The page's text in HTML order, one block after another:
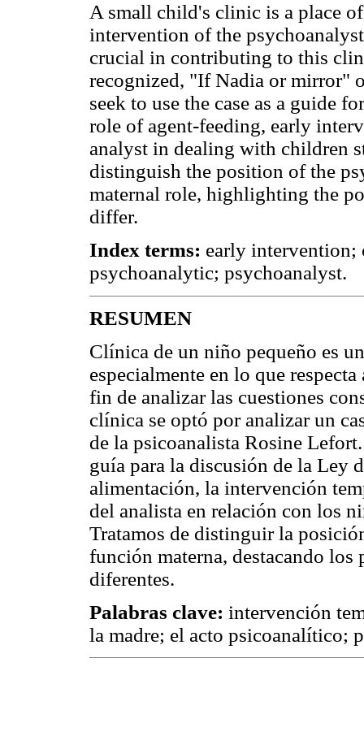
A small child's clinic is a place
intervention of the
crucial in contributing to this
recognized, "If Nadia or mirror"
seek to use the case as a guide
role of agent-feeding, early
analyst in dealing with children
distinguish the position of the
maternal role, highlighting the
differ.
Index terms: early intervention;
psychoanalytic; psychoanalyst.
RESUMEN
Clínica de un niño pequeño es
especialmente en lo que
fin de analizar las cuestiones
clínica se optó por analizar un
de la psicoanalista Rosine
guía para la discusión de la Ley
alimentación, la intervención
del analista en relación con los
Tratamos de distinguir la
función materna, destacando
diferentes.
Palabras clave: intervención
la madre; el acto psicoanalítico;